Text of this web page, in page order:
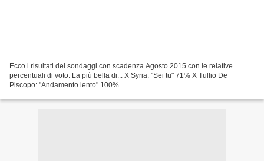
Ecco i risultati dei sondaggi con scadenza Agosto 2015 con le relative
percentuali di voto: La più bella di... X Syria: "Sei tu" 71% X Tullio De
Piscopo: "Andamento lento" 100%